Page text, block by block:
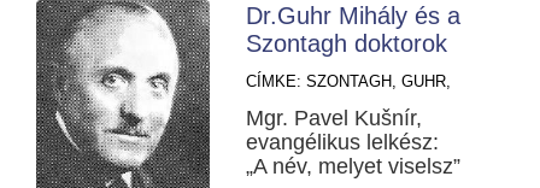
Dr.Guhr Mihály és a
Szontagh doktorok
CÍMKE:SZONTAGH,GUHR,
Mgr. Pavel Kušnír,
evangélikus lelkész:
„A név, melyet viselsz”